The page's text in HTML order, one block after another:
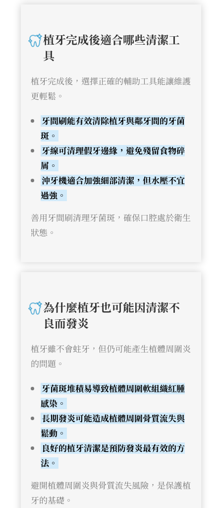
植牙完成後適合哪些清潔工
具
植牙完成後，選擇正確的輔助工具能讓維護
更輕鬆。
牙間刷能有效清除植牙與鄰牙間的牙菌
斑。
牙線可清理假牙邊緣，避免殘留食物碎
屑。
沖牙機適合加強細部清潔，但水壓不宜
過強。
善用牙間刷清理牙菌斑，確保口腔處於衛生
狀態。
為什麼植牙也可能因清潔不
良而發炎
植牙雖不會蛀牙，但仍可能產生植體周圍炎
的問題。
牙菌斑堆積易導致植體周圍軟組織紅腫
感染。
長期發炎可能造成植體周圍骨質流失與
鬆動。
良好的植牙清潔是預防發炎最有效的方
法。
避開植體周圍炎與骨質流失風險，是保護植
牙的基礎。